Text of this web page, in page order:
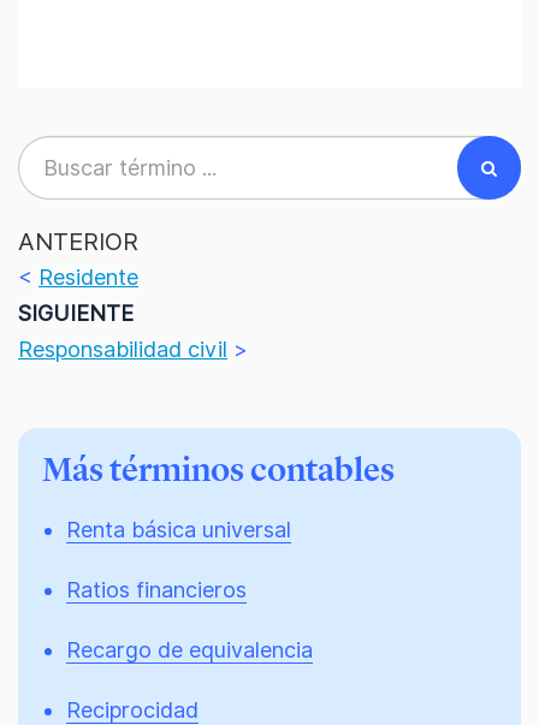
ANTERIOR
< Residente
SIGUIENTE
Responsabilidad civil >
Más términos contables
Renta básica universal
Ratios financieros
Recargo de equivalencia
Reciprocidad